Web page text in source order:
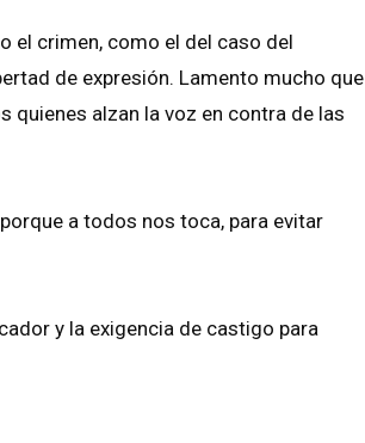
el crimen, como el del caso del
de expresión. Lamento mucho que
quienes alzan la voz en contra de las
a todos nos toca, para evitar
y la exigencia de castigo para